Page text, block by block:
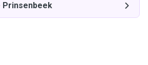
Prinsenbeek